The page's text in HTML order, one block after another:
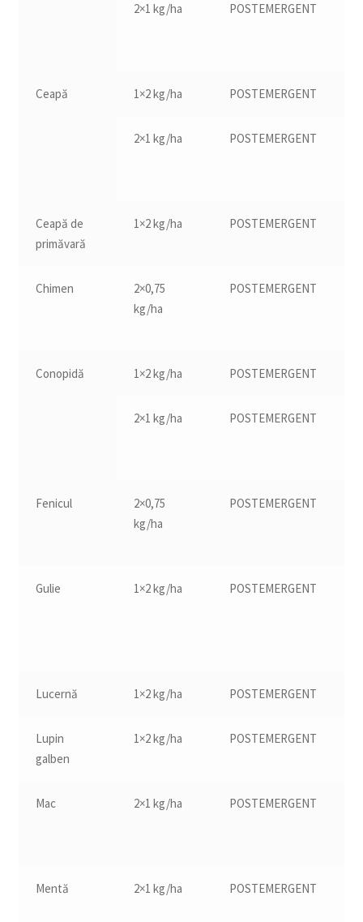
2×1 kg/ha POSTEMERGENT
Ceapă 1×2 kg/ha POSTEMERGENT
2×1 kg/ha POSTEMERGENT
Ceapă de
primăvară
1×2 kg/ha POSTEMERGENT
Chimen
2×0,75
kg/ha
POSTEMERGENT
Conopidă 1×2 kg/ha POSTEMERGENT
2×1 kg/ha POSTEMERGENT
Fenicul
2×0,75
kg/ha
POSTEMERGENT
Gulie 1×2 kg/ha POSTEMERGENT
Lucernă 1×2 kg/ha POSTEMERGENT
Lupin
galben
1×2 kg/ha POSTEMERGENT
Mac 2×1 kg/ha POSTEMERGENT
Mentă 2×1 kg/ha POSTEMERGENT